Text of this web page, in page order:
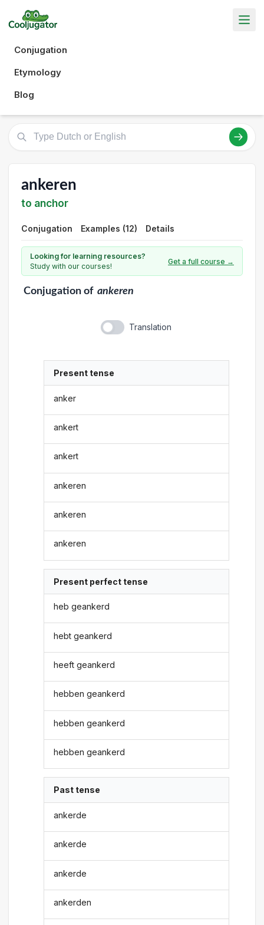
Conjugation
Etymology
Blog
ankeren
to anchor
Conjugation Examples (12) Details
Looking for learning resources?
Study with our courses!
Get a full course →
Conjugationof ankeren
Translation
Present tense
anker
ankert
ankert
ankeren
ankeren
ankeren
Present perfect tense
heb geankerd
hebt geankerd
heeft geankerd
hebben geankerd
hebben geankerd
hebben geankerd
Past tense
ankerde
ankerde
ankerde
ankerden